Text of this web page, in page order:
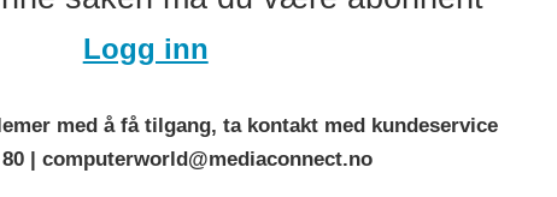
Logg inn
med å få tilgang, ta kontakt med kundeservice
80 | computerworld@mediaconnect.no